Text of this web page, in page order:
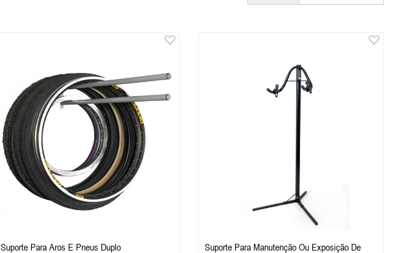
Suporte Para Aros E Pneus Duplo
Suporte Para Manutenção Ou Exposição De